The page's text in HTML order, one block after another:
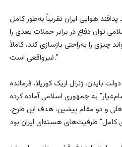
هوایی ایران تقریباً به‌طور کامل
توان دفاع در برابر حملات بعدی را
چیزی را به‌راحتی بازسازی کند، کاملاً
غیرواقعی است.”
بایدن، ژنرال اریک کوریلا، فرمانده
به جمهوری اسلامی آماده کرده
و دو مقام پیشین، هدف این طرح،